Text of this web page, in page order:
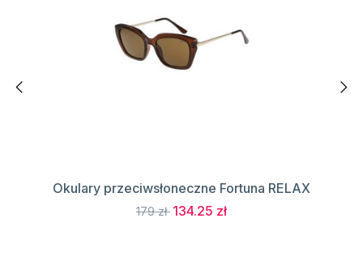
Okulary przeciwsłoneczne Fortuna RELAX
179 zł 134.25 zł